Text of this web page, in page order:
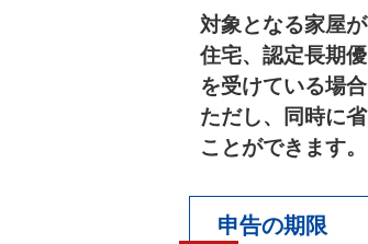
対象となる家屋
住宅、認定長期
を受けている場
ただし、同時に
ことができます。
申告の期限